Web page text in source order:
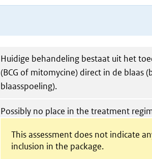
Huidige behandeling bestaat uit het
(BCG of mitomycine) direct in de blaas
blaasspoeling).
Possibly no place in the treatment
This assessment does not indicate
inclusion in the package.